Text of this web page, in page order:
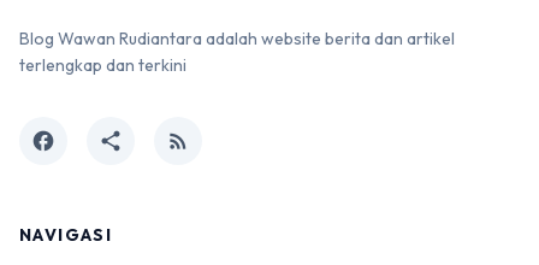
Blog Wawan Rudiantara adalah website berita dan artikel
terlengkap dan terkini
facebook share rss_feed
NAVIGASI